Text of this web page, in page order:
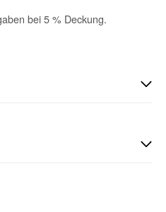
bei 5 % Deckung.